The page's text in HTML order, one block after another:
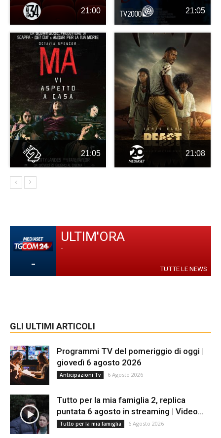
21:00 21:05
21:05 21:08
-
ULTIM'ORA
-
TUTTE LE NEWS
GLI ULTIMI ARTICOLI
Programmi TV del pomeriggio di oggi |
giovedì 6 agosto 2026
Anticipazioni Tv 6 Agosto 2026
Tutto per la mia famiglia 2, replica
puntata 6 agosto in streaming | Video...
Tutto per la mia famiglia 6 Agosto 2026